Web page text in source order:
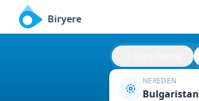
Biryere
NEREDEN
Bulgaristan